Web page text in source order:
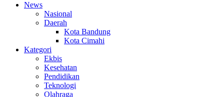
News
Nasional
Daerah
Kota Bandung
Kota Cimahi
Kategori
Ekbis
Kesehatan
Pendidikan
Teknologi
Olahraga